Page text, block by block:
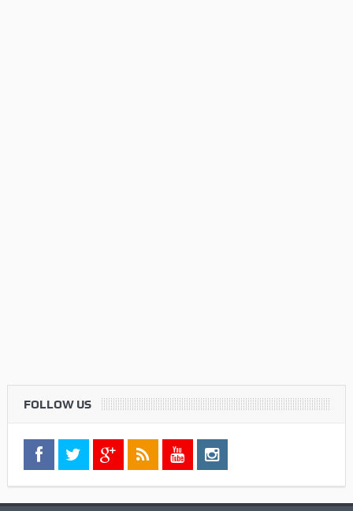
FOLLOW US